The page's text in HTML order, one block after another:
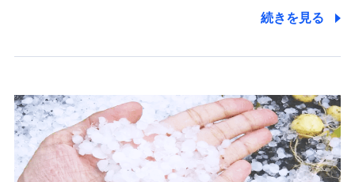
郵便、電話、およびＥメール等により、当社と取引のあるも
た維持管理等の委託業務遂行のため、またそれらに付帯、関
連する当社および提携会社のサービスを案内、提供するため
（なお、当社は複数の保険会社と取引があり、取得した個人
情報を取引のある他の保険会社の商品・サービスをご提案す
るために利用させていただくことがあります。）
上記に係る連絡・手続き・管理等付帯業務を行うため
続きを見る